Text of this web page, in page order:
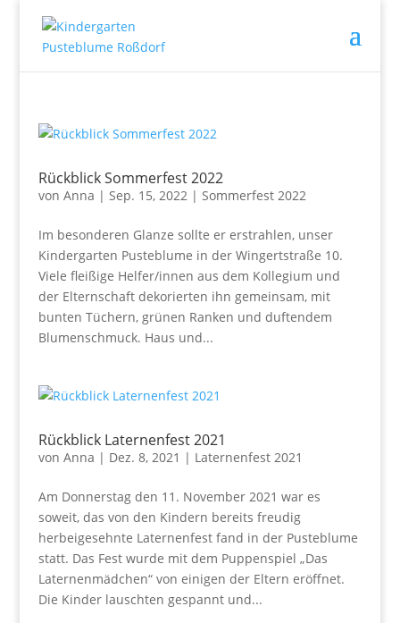
Rückblick Sommerfest 2022
von Anna | Sep. 15, 2022| Sommerfest 2022
Im besonderen Glanze sollte er erstrahlen, unser
Kindergarten Pusteblume in der Wingertstraße 10.
Viele fleißige Helfer/innen aus dem Kollegium und
der Elternschaft dekorierten ihn gemeinsam, mit
bunten Tüchern, grünen Ranken und duftendem
Blumenschmuck. Haus und...
Rückblick Laternenfest 2021
von Anna | Dez. 8, 2021 | Laternenfest 2021
Am Donnerstag den 11. November 2021 war es
soweit, das von den Kindern bereits freudig
herbeigesehnte Laternenfest fand in der Pusteblume
statt. Das Fest wurde mit dem Puppenspiel „Das
Laternenmädchen“ von einigen der Eltern eröffnet.
Die Kinder lauschten gespannt und...